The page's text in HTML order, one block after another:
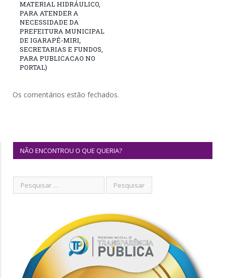
MATERIAL HIDRÁULICO,
PARA ATENDER A
NECESSIDADE DA
PREFEITURA MUNICIPAL
DE IGARAPÉ-MIRI,
SECRETARIAS E FUNDOS,
PARA PUBLICACAO NO
PORTAL)
Os comentários estão fechados.
NÃO ENCONTROU O QUE QUERIA?